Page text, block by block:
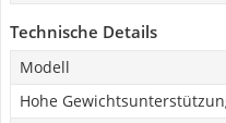
Technische Details
Modell
Hohe